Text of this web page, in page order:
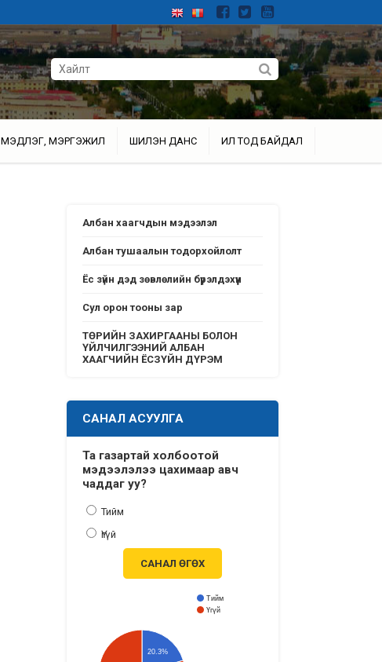
МЭДЛЭГ, МЭРГЭЖИЛ ШИЛЭН ДАНС ИЛ ТОД БАЙДАЛ
Албан хаагчдын мэдээлэл
Албан тушаалын тодорхойлолт
Ёс зүйн дэд зөвлөлийн бүрэлдэхүүн
Сул орон тооны зар
ТӨРИЙН ЗАХИРГААНЫ БОЛОН
ҮЙЛЧИЛГЭЭНИЙ АЛБАН
ХААГЧИЙН ЁСЗҮЙН ДҮРЭМ
САНАЛ АСУУЛГА
Та газартай холбоотой
мэдээлэлээ цахимаар авч
чаддаг уу?
Тийм
Үгүй
САНАЛ ӨГӨХ
Тийм
Үгүй
20.3%